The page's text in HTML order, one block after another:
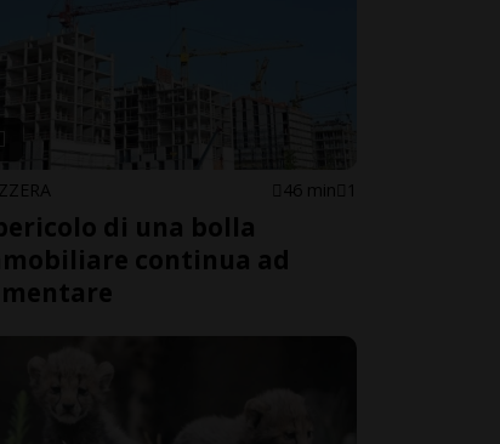
46 min 1
di una bolla
continua ad